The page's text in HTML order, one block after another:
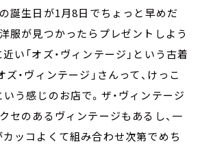
誕生日が1月8日でちょっと早めだ
服が見つかったらプレゼントしよう
い「オズ・ヴィンテージ」という古着
ズ・ヴィンテージ」さんって、けっこ
う感じのお店で。ザ・ヴィンテージ
セのあるヴィンテージもあるし、一
ッコよくて組み合わせ次第でめち